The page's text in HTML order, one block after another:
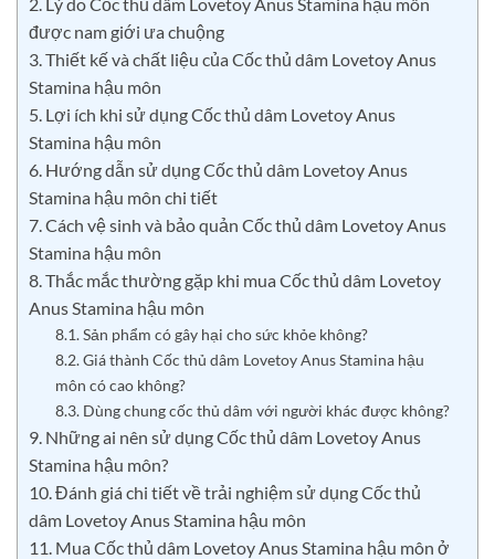
được nam giới ưa chuộng
3. Thiết kế và chất liệu của Cốc thủ dâm Lovetoy Anus
Stamina hậu môn
5. Lợi ích khi sử dụng Cốc thủ dâm Lovetoy Anus
Stamina hậu môn
6. Hướng dẫn sử dụng Cốc thủ dâm Lovetoy Anus
Stamina hậu môn chi tiết
7. Cách vệ sinh và bảo quản Cốc thủ dâm Lovetoy Anus
Stamina hậu môn
8. Thắc mắc thường gặp khi mua Cốc thủ dâm Lovetoy
Anus Stamina hậu môn
8.1. Sản phẩm có gây hại cho sức khỏe không?
8.2. Giá thành Cốc thủ dâm Lovetoy Anus Stamina hậu
môn có cao không?
8.3. Dùng chung cốc thủ dâm với người khác được không?
9. Những ai nên sử dụng Cốc thủ dâm Lovetoy Anus
Stamina hậu môn?
10. Đánh giá chi tiết về trải nghiệm sử dụng Cốc thủ
dâm Lovetoy Anus Stamina hậu môn
11. Mua Cốc thủ dâm Lovetoy Anus Stamina hậu môn ở